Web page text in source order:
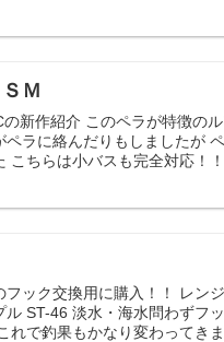
Ｍ
新作紹介 このペラが特徴の
ペラに絡んだりもしましたが
こちらは小バスも完全対応！
フック交換用に購入！！ レン
ル ST-46 淡水・海水問わずフ
れで釣果もかなり変わってきま